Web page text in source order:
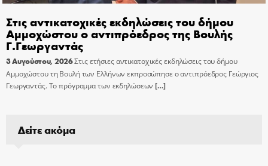
Στις αντικατοχικές εκδηλώσεις του δήμου
Αμμοχώστου ο αντιπρόεδρος της Βουλής
Γ.Γεωργαντάς
3 Αυγούστου, 2026Στις ετήσιες αντικατοχικές εκδηλώσεις του δήμου
Αμμοχώστου τη Βουλή των Ελλήνων εκπροσώπησε ο αντιπρόεδρος Γεώργιος
Γεωργαντάς. Το πρόγραμμα των εκδηλώσεων […]
Δείτε ακόμα